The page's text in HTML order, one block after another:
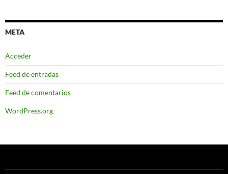
META
Acceder
Feed de entradas
Feed de comentarios
WordPress.org